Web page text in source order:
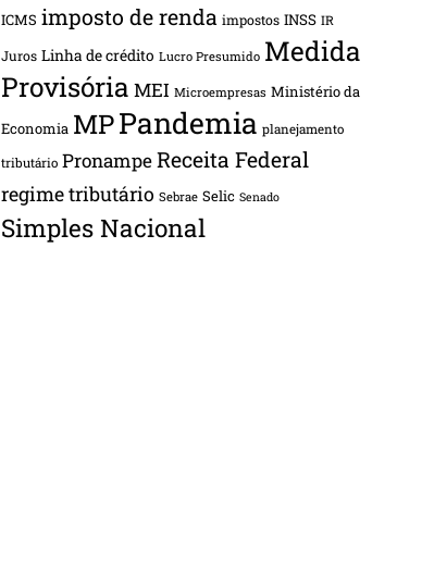
ICMS imposto de renda impostos INSS IR
Juros Linha de crédito Lucro Presumido Medida
Provisória MEI Microempresas Ministério da
Economia MPPandemia planejamento
tributário PronampeReceita Federal
regime tributário Sebrae Selic Senado
Simples Nacional